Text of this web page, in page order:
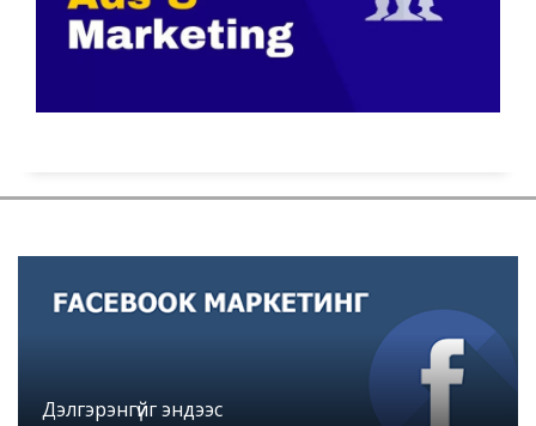
Дэлгэрэнгүйг эндээс